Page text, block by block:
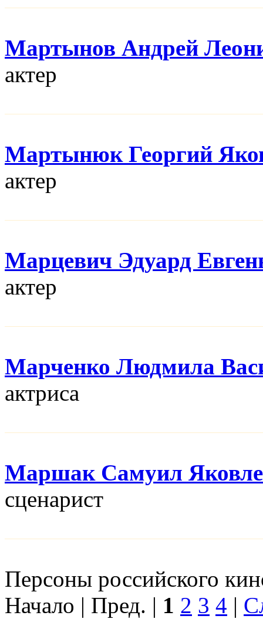
Мартынов Андрей
актер
Мартынюк Георгий
актер
Марцевич Эдуард
актер
Марченко Людмила
актриса
Маршак Самуил
сценарист
Персоны российского
Начало | Пред. | 1 2 3 4 |